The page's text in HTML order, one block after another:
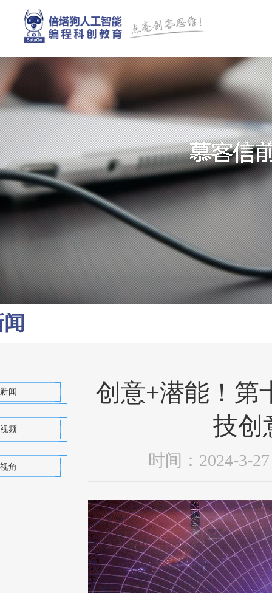
闻
频
角
创意+潜能！第
技创
时间：2024-